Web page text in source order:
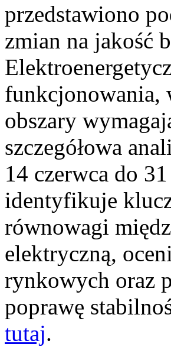
przedstawiono
zmian na jakość
funkcjonowania,
obszary
szczegółowa
14 czerwca do
identyfikuje
równowagi
elektryczną,
rynkowych oraz
poprawę
tutaj.